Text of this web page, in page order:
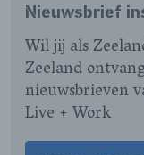
PAGINAPAGINA
Nieuwsbrief
Wil jij als
Zeeland
nieuwsbrieven
Live + Work